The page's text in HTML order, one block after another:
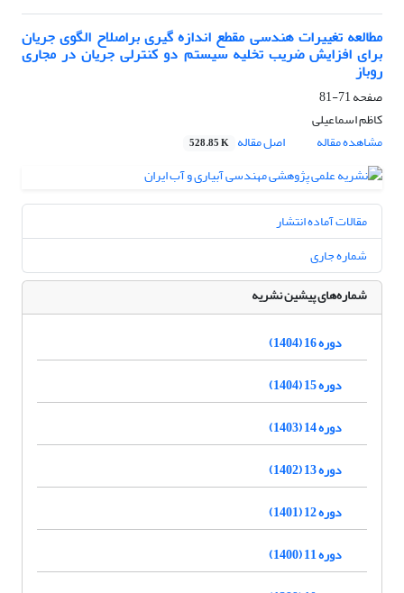
مطالعه تغییرات هندسی مقطع اندازه گیری براصلاح الگوی جریان
برای افزایش ضریب تخلیه سیستم دو کنترلی جریان در مجاری
روباز
صفحه71-81
کاظم اسماعیلی
مشاهده مقاله
اصل مقاله 528.85 K
مقالات آماده انتشار
شماره جاری
شماره‌های پیشین نشریه
دوره 16 (1404)
دوره 15 (1404)
دوره 14 (1403)
دوره 13 (1402)
دوره 12 (1401)
دوره 11 (1400)